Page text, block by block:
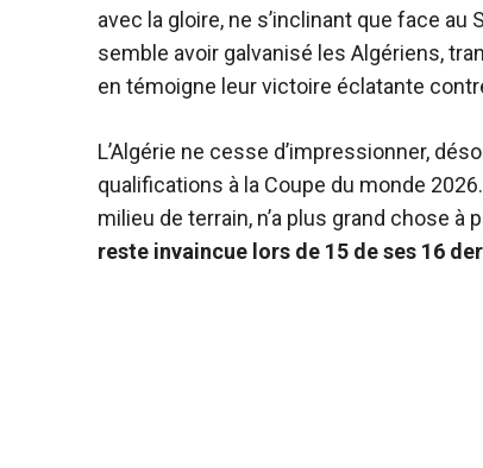
avec la gloire, ne s’inclinant que face
semble avoir galvanisé les Algériens,
en témoigne leur victoire éclatante
L’Algérie ne cesse d’impressionner,
qualifications à la Coupe du monde
milieu de terrain, n’a plus grand chose
reste invaincue lors de 15 de ses 16